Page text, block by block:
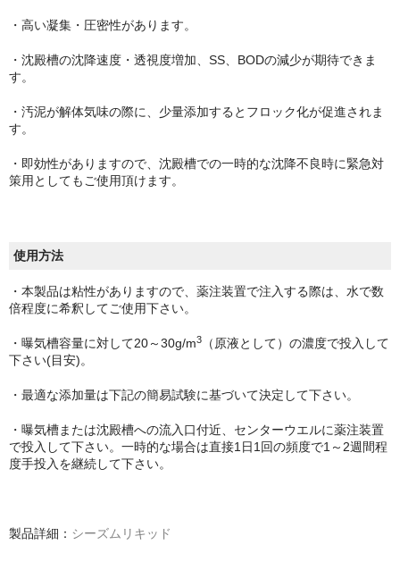
・高い凝集・圧密性があります。
・沈殿槽の沈降速度・透視度増加、SS、BODの減少が期待できま
す。
・汚泥が解体気味の際に、少量添加するとフロック化が促進されま
す。
・即効性がありますので、沈殿槽での一時的な沈降不良時に緊急対
策用としてもご使用頂けます。
使用方法
・本製品は粘性がありますので、薬注装置で注入する際は、水で数
倍程度に希釈してご使用下さい。
・曝気槽容量に対して20～30g/m3
（原液として）の濃度で投入して
下さい(目安)。
・最適な添加量は下記の簡易試験に基づいて決定して下さい。
・曝気槽または沈殿槽への流入口付近、センターウエルに薬注装置
で投入して下さい。一時的な場合は直接1日1回の頻度で1～2週間程
度手投入を継続して下さい。
製品詳細： シーズムリキッド